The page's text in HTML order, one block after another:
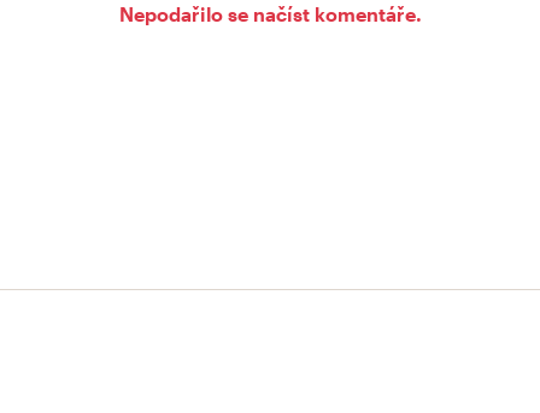
Nepodařilo se načíst komentáře.